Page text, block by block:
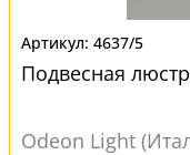
4637/5
Подвесная
Odeon Light